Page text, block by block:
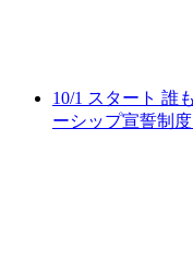
10/1 スタート 誰
ーシップ宣誓制